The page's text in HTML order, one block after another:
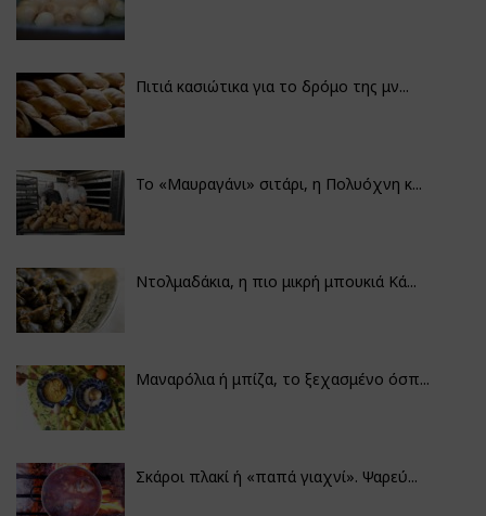
Πιτιά κασιώτικα για το δρόμο της μν...
Το «Μαυραγάνι» σιτάρι, η Πολυόχνη κ...
Ντολμαδάκια, η πιο μικρή μπουκιά Κά...
Μαναρόλια ή μπίζα, το ξεχασμένο όσπ...
Σκάροι πλακί ή «παπά γιαχνί». Ψαρεύ...